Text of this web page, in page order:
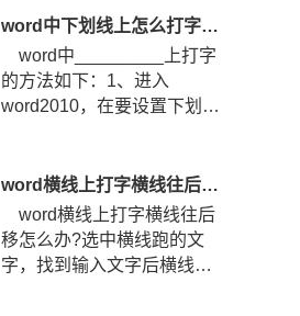
word中下划线上怎么打字？下划线怎么固定不随字走？
word中_________上打字
的方法如下：1、进入
word2010，在要设置下划线
word横线上打字横线往后移怎么办？word横线上打字怎么居中？
word横线上打字横线往后
移怎么办?选中横线跑的文
字，找到输入文字后横线跑